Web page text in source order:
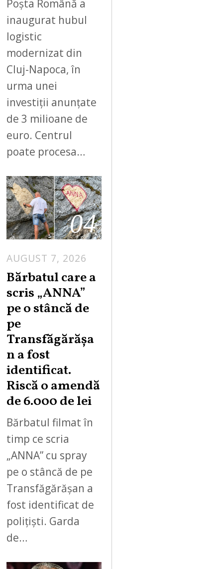
Poșta Română a
inaugurat hubul
logistic
modernizat din
Cluj-Napoca, în
urma unei
investiții anunțate
de 3 milioane de
euro. Centrul
poate procesa…
04
AUGUST 7, 2026
Bărbatul care a
scris „ANNA”
pe o stâncă de
pe
Transfăgărășa
n a fost
identificat.
Riscă o amendă
de 6.000 de lei
Bărbatul filmat în
timp ce scria
„ANNA” cu spray
pe o stâncă de pe
Transfăgărășan a
fost identificat de
polițiști. Garda
de…